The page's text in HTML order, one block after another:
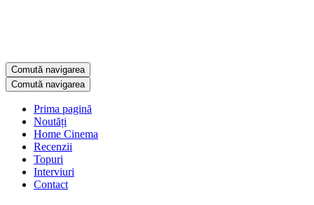
Comută navigarea
Comută navigarea
Prima pagină
Noutăți
Home Cinema
Recenzii
Topuri
Interviuri
Contact